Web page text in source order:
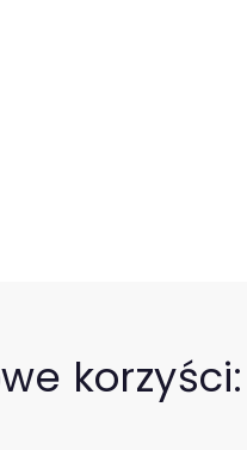
korzyści: